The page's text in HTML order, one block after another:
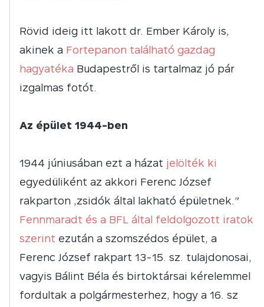
Rövid ideig itt lakott dr. Ember Károly is,
akinek a Fortepanon található gazdag
hagyatéka Budapestről is tartalmaz jó pár
izgalmas fotót.
Az épület 1944-ben
1944 júniusában ezt a házat jelölték ki
egyedüliként az akkori Ferenc József
rakparton „zsidók által lakható épületnek.”
Fennmaradt és a BFL által feldolgozott iratok
szerint ezután a szomszédos épület, a
Ferenc József rakpart 13-15. sz. tulajdonosai,
vagyis Bálint Béla és birtoktársai kérelemmel
fordultak a polgármesterhez, hogy a 16. sz